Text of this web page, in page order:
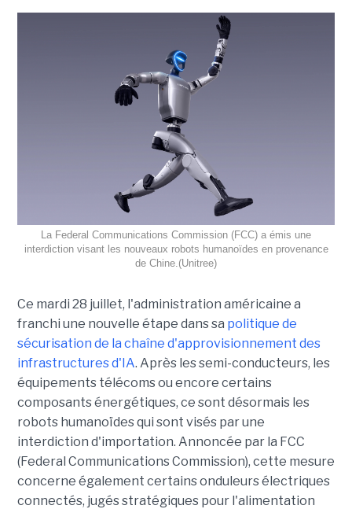
La Federal Communications Commission (FCC) a émis une
interdiction visant les nouveaux robots humanoïdes en provenance
de Chine.(Unitree)
Ce mardi 28 juillet, l'administration américaine a
franchi une nouvelle étape dans sa politique de
sécurisation de la chaîne d'approvisionnement des
infrastructures d'IA. Après les semi-conducteurs, les
équipements télécoms ou encore certains
composants énergétiques, ce sont désormais les
robots humanoïdes qui sont visés par une
interdiction d'importation. Annoncée par la FCC
(Federal Communications Commission), cette mesure
concerne également certains onduleurs électriques
connectés, jugés stratégiques pour l'alimentation